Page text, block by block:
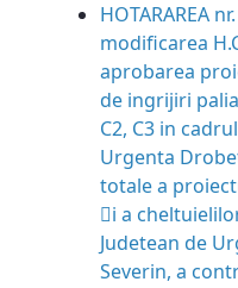
HOTARAREA
modificarea
aprobarea
de ingrijiri
C2, C3 in
Urgenta
totale a
􀀯i a
Judetean de
Severin, a